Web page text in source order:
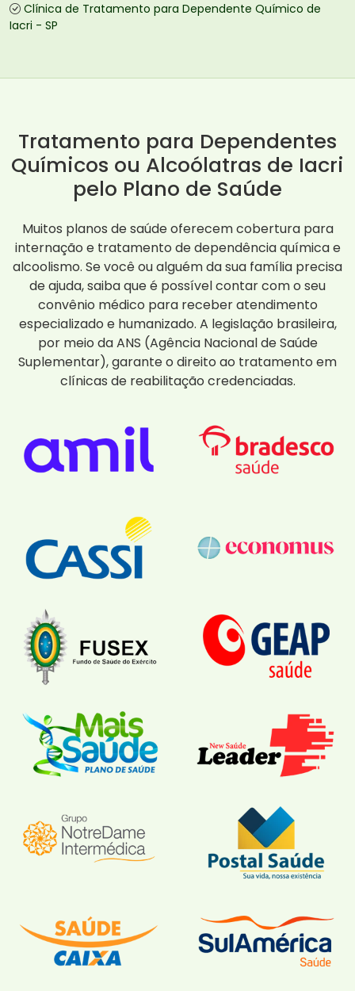
Clínica de Tratamento para Dependente Químico de
Iacri - SP
Tratamento para Dependentes
Químicos ou Alcoólatras de Iacri
pelo Plano de Saúde
Muitos planos de saúde oferecem cobertura para
internação e tratamento de dependência química e
alcoolismo. Se você ou alguém da sua família precisa
de ajuda, saiba que é possível contar com o seu
convênio médico para receber atendimento
especializado e humanizado. A legislação brasileira,
por meio da ANS (Agência Nacional de Saúde
Suplementar), garante o direito ao tratamento em
clínicas de reabilitação credenciadas.